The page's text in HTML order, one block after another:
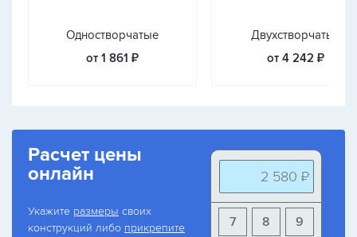
Одностворчатые
от 1 861 ₽
Двухстворчатые
от 4 242 ₽
Расчет цены
онлайн
Укажите размеры своих
конструкций либо прикрепите
2 580 ₽
9
8
7